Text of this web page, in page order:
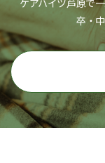
ケアハイツ芦原で
卒・